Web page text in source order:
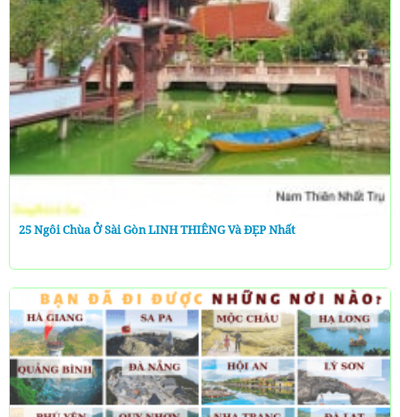
25 Ngôi Chùa Ở Sài Gòn LINH THIÊNG Và ĐẸP Nhất